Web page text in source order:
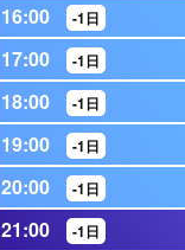
16:00 -1日
17:00 -1日
18:00 -1日
19:00 -1日
20:00 -1日
21:00 -1日